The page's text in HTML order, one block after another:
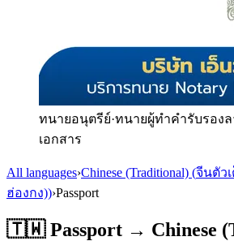
ทนายอนุตรีย์·ทนายผู้ทำคำรับรอง
เอกสาร
All languages›Chinese (Traditional) (จีนตัว
ฮ่องกง))›Passport
🇹🇼 Passport → Chinese